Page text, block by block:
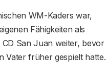
WM-Kaders war,
Fähigkeiten als
San ​​Juan weiter, bevor
Vater früher gespielt hatte.